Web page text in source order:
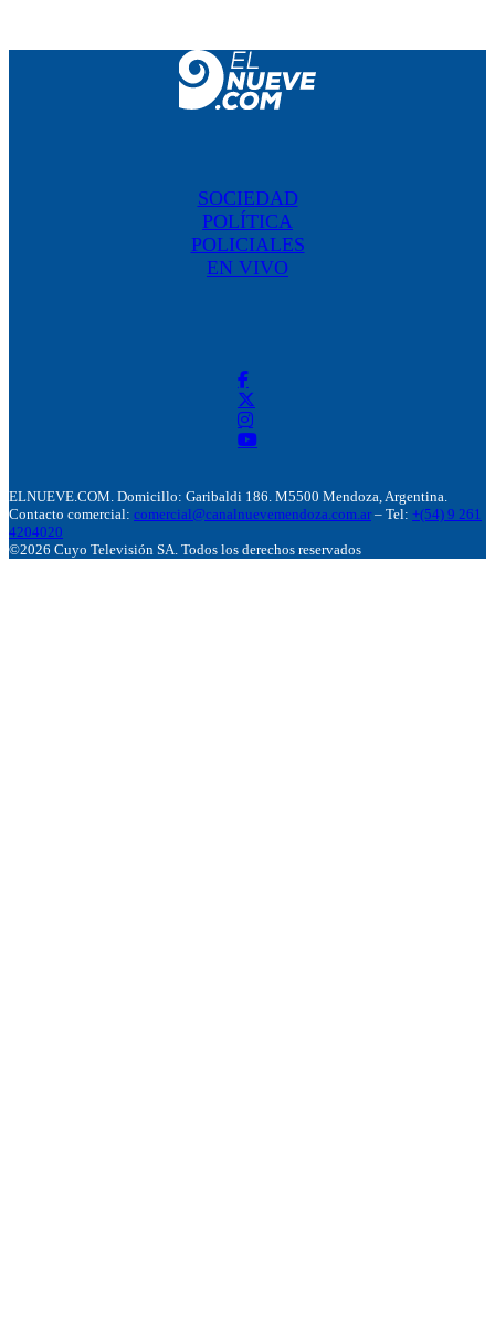
SOCIEDAD
POLÍTICA
POLICIALES
EN VIVO
ELNUEVE.COM. Domicillo: Garibaldi 186. M5500 Mendoza, Argentina.
Contacto comercial: comercial@canalnuevemendoza.com.ar – Tel: +(54) 9 261
4204020
©2026 Cuyo Televisión SA. Todos los derechos reservados